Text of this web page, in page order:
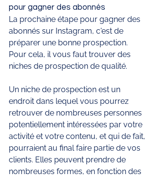
pour gagner des abonnés
La prochaine étape pour gagner des
abonnés sur Instagram, c'est de
préparer une bonne prospection.
Pour cela, il vous faut trouver des
niches de prospection de qualité.
Un niche de prospection est un
endroit dans lequel vous pourrez
retrouver de nombreuses personnes
potentiellement intéressées par votre
activité et votre contenu, et qui de fait,
pourraient au final faire partie de vos
clients. Elles peuvent prendre de
nombreuses formes, en fonction des